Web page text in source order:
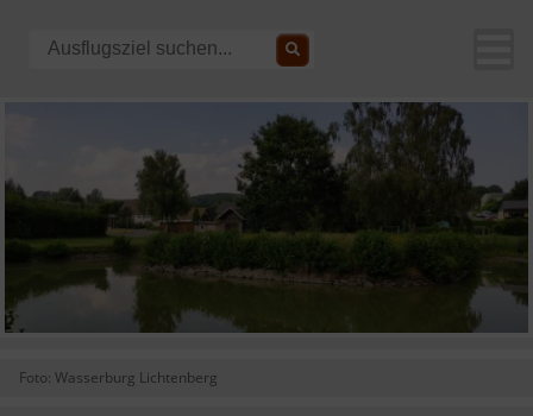
Foto: Wasserburg Lichtenberg